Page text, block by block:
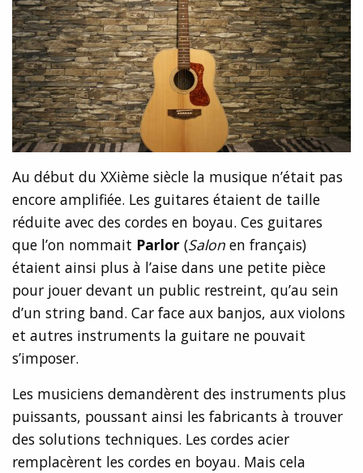
Au début du XXième siècle la musique n’était pas
encore amplifiée. Les guitares étaient de taille
réduite avec des cordes en boyau. Ces guitares
que l’on nommait Parlor (Salon en français)
étaient ainsi plus à l’aise dans une petite pièce
pour jouer devant un public restreint, qu’au sein
d’un string band. Car face aux banjos, aux violons
et autres instruments la guitare ne pouvait
s’imposer.
Les musiciens demandèrent des instruments plus
puissants, poussant ainsi les fabricants à trouver
des solutions techniques. Les cordes acier
remplacèrent les cordes en boyau. Mais cela